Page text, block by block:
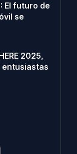
El futuro de
se
2025,
entusiastas